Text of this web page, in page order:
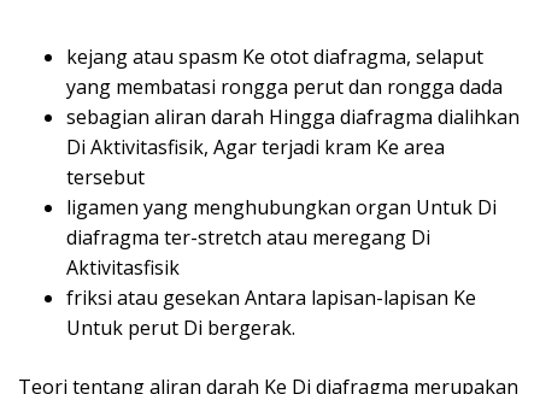
kejang atau spasm Ke otot diafragma, selaput
yang membatasi rongga perut dan rongga dada
sebagian aliran darah Hingga diafragma dialihkan
Di Aktivitasfisik, Agar terjadi kram Ke area
tersebut
ligamen yang menghubungkan organ Untuk Di
diafragma ter-stretch atau meregang Di
Aktivitasfisik
friksi atau gesekan Antara lapisan-lapisan Ke
Untuk perut Di bergerak.
Teori tentang aliran darah Ke Di diafragma merupakan